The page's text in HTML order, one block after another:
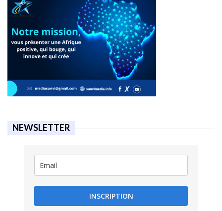
NEWSLETTER
INSCRIPTION